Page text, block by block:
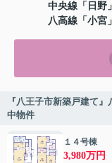
中央線 「 日野
八高線 「 小宮
『八王子市新築戸建て
中物件
１４号棟
3,980万円